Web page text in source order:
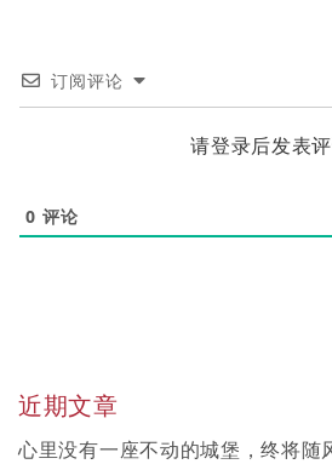
订阅评论
请登录后发表
0 评论
近期文章
心里没有一座不动的城堡，终将随